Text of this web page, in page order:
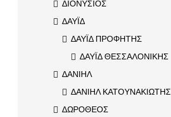
ΔΙΟΝΥΣΙΟΣ
ΔΑΥΪΔ
ΔΑΥΪΔ ΠΡΟΦΗΤΗΣ
ΔΑΥΪΔ ΘΕΣΣΑΛΟΝΙΚΗΣ
ΔΑΝΙΗΛ
ΔΑΝΙΗΛ ΚΑΤΟΥΝΑΚΙΩΤΗΣ
ΔΩΡΟΘΕΟΣ